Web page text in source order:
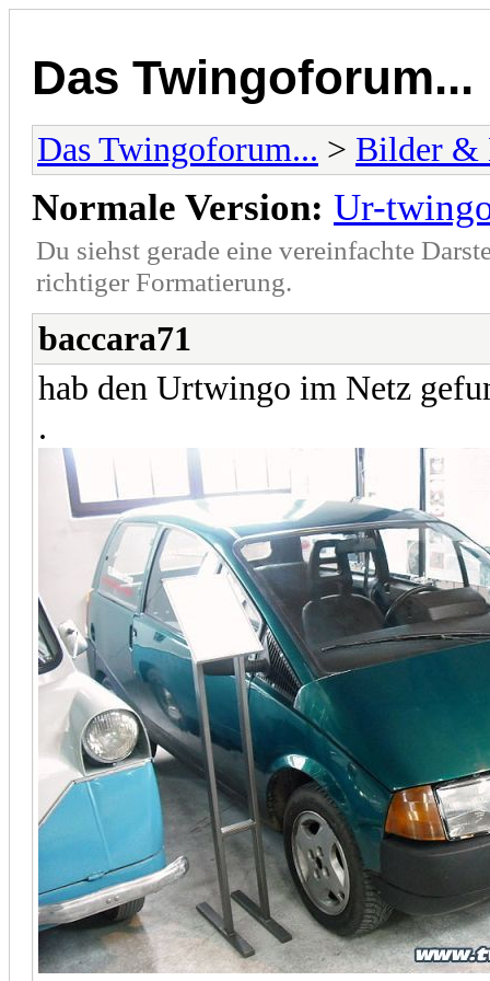
Das Twingoforum...
Das Twingoforum... > Bilder &
Normale Version: Ur-
Du siehst gerade eine vereinfachte
richtiger Formatierung.
baccara71
hab den Urtwingo im Netz
.